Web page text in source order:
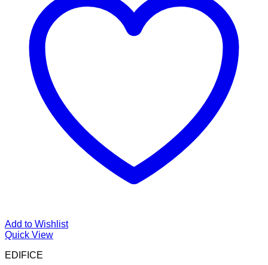
Add to Wishlist
Quick View
EDIFICE